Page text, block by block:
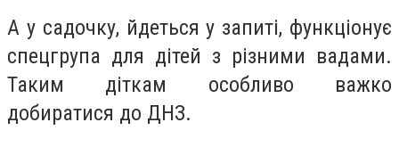
А у садочку, йдеться у запиті, функціонує
спецгрупа для дітей з різними вадами.
Таким діткам особливо важко
добиратися до ДНЗ.